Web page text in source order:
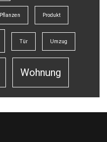
Pflanzen Produkt
Tür Umzug
Wohnung